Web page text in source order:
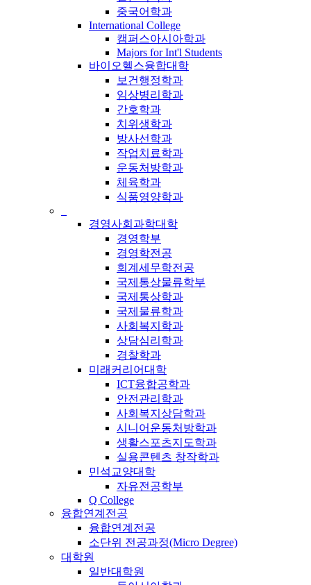
중국어학과
International College
캠퍼스아시아학과
Majors for Int'l Students
바이오헬스융합대학
보건행정학과
임상병리학과
간호학과
치위생학과
방사선학과
작업치료학과
운동처방학과
체육학과
식품영양학과
경영사회과학대학
경영학부
경영학전공
회계세무학전공
국제통상물류학부
국제통상학과
국제물류학과
사회복지학과
상담심리학과
경찰학과
미래커리어대학
ICT융합공학과
안전관리학과
사회복지상담학과
시니어운동처방학과
생활스포츠지도학과
실용콘텐츠 창작학과
민석교양대학
자유전공학부
Q College
융합연계전공
융합연계전공
소단위 전공과정(Micro Degree)
대학원
일반대학원